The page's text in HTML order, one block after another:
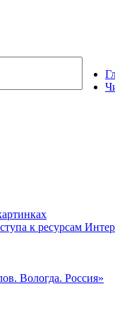
к ресурсам
Вологда. Россия»